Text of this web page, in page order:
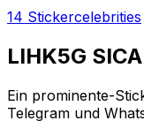
14 Stickercelebrities
LIHK5G SICA
Ein prominente-
Telegram und